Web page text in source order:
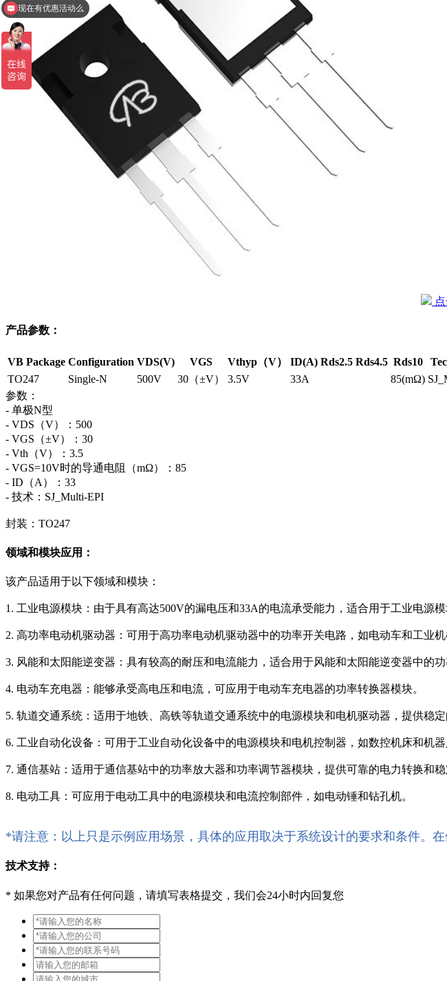
产品参数：
VB Package Configuration VDS(V) VGS Vthyp（V） ID(A) Rds2.5 Rds4.5 Rds10
TO247
Single-N 500V 30（±V） 3.5V 33A 85(mΩ)
参数：
- 单极N型
- VDS（V）：500
- VGS（±V）：30
- Vth（V）：3.5
- VGS=10V时的导通电阻（mΩ）：85
- ID（A）：33
- 技术：SJ_Multi-EPI
封装：TO247
领域和模块应用：
该产品适用于以下领域和模块：
1. 工业电源模块：由于具有高达500V的漏电压和33A的电流承受能力，适合用于工业电源模
2. 高功率电动机驱动器：可用于高功率电动机驱动器中的功率开关电路，如电动车和工业机
3. 风能和太阳能逆变器：具有较高的耐压和电流能力，适合用于风能和太阳能逆变器中的功
4. 电动车充电器：能够承受高电压和电流，可应用于电动车充电器的功率转换器模块。
5. 轨道交通系统：适用于地铁、高铁等轨道交通系统中的电源模块和电机驱动器，提供稳定
6. 工业自动化设备：可用于工业自动化设备中的电源模块和电机控制器，如数控机床和机器
7. 通信基站：适用于通信基站中的功率放大器和功率调节器模块，提供可靠的电力转换和稳
8. 电动工具：可应用于电动工具中的电源模块和电流控制部件，如电动锤和钻孔机。
*请注意：以上只是示例应用场景，具体的应用取决于系统设计的要求和条件。
技术支持：
* 如果您对产品有任何问题，请填写表格提交，我们会24小时内回复您
查询相关型号报价